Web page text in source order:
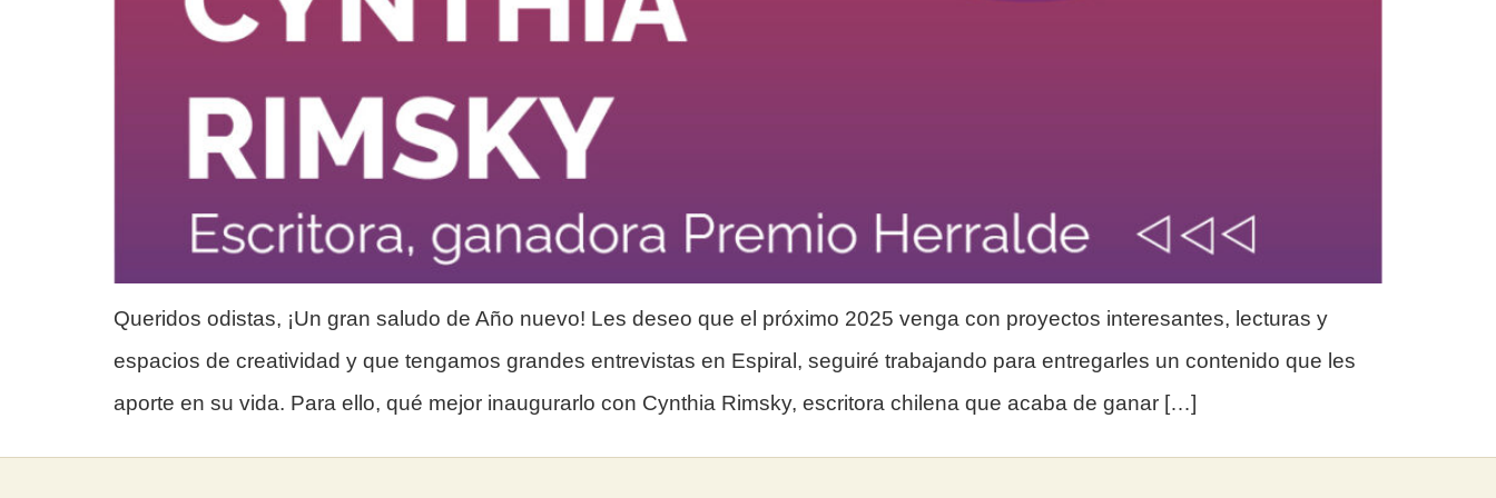
Queridos odistas, ¡Un gran saludo de Año nuevo! Les deseo que el próximo 2025 venga con proyectos interesantes, lecturas y
espacios de creatividad y que tengamos grandes entrevistas en Espiral, seguiré trabajando para entregarles un contenido que les
aporte en su vida. Para ello, qué mejor inaugurarlo con Cynthia Rimsky, escritora chilena que acaba de ganar […]